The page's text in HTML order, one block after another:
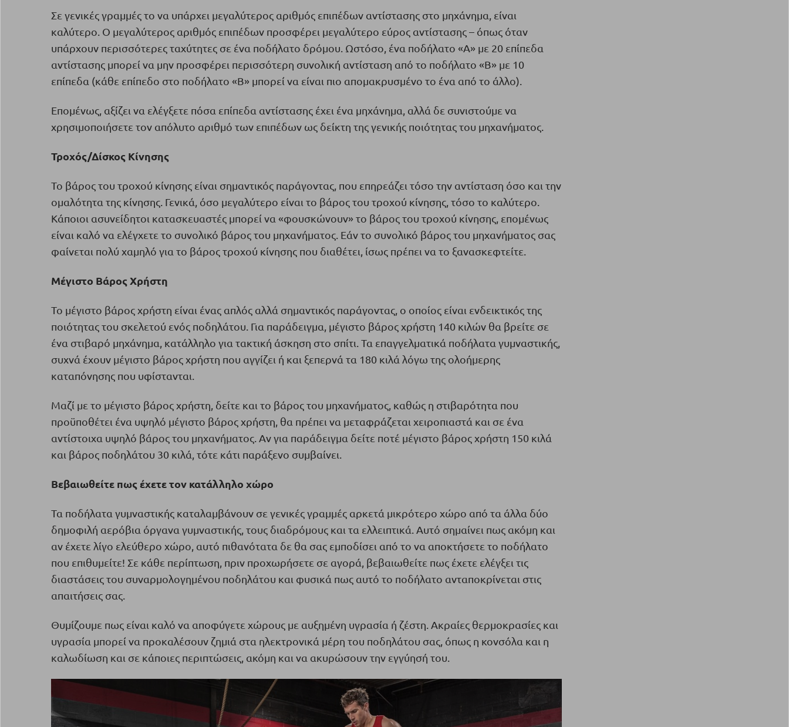
Σε γενικές γραμμές το να υπάρχει μεγαλύτερος αριθμός επιπέδων αντίστασης στο μηχάνημα, είναι
καλύτερο. Ο μεγαλύτερος αριθμός επιπέδων προσφέρει μεγαλύτερο εύρος αντίστασης – όπως όταν
υπάρχουν περισσότερες ταχύτητες σε ένα ποδήλατο δρόμου. Ωστόσο, ένα ποδήλατο «Α» με 20 επίπεδα
αντίστασης μπορεί να μην προσφέρει περισσότερη συνολική αντίσταση από το ποδήλατο «Β» με 10
επίπεδα (κάθε επίπεδο στο ποδήλατο «Β» μπορεί να είναι πιο απομακρυσμένο το ένα από το άλλο).
Επομένως, αξίζει να ελέγξετε πόσα επίπεδα αντίστασης έχει ένα μηχάνημα, αλλά δε συνιστούμε να
χρησιμοποιήσετε τον απόλυτο αριθμό των επιπέδων ως δείκτη της γενικής ποιότητας του μηχανήματος.
Τροχός/Δίσκος Κίνησης
Το βάρος του τροχού κίνησης είναι σημαντικός παράγοντας, που επηρεάζει τόσο την αντίσταση όσο και την
ομαλότητα της κίνησης. Γενικά, όσο μεγαλύτερο είναι το βάρος του τροχού κίνησης, τόσο το καλύτερο.
Κάποιοι ασυνείδητοι κατασκευαστές μπορεί να «φουσκώνουν» το βάρος του τροχού κίνησης, επομένως
είναι καλό να ελέγχετε το συνολικό βάρος του μηχανήματος. Εάν το συνολικό βάρος του μηχανήματος σας
φαίνεται πολύ χαμηλό για το βάρος τροχού κίνησης που διαθέτει, ίσως πρέπει να το ξανασκεφτείτε.
Μέγιστο Βάρος Χρήστη
Το μέγιστο βάρος χρήστη είναι ένας απλός αλλά σημαντικός παράγοντας, ο οποίος είναι ενδεικτικός της
ποιότητας του σκελετού ενός ποδηλάτου. Για παράδειγμα, μέγιστο βάρος χρήστη 140 κιλών θα βρείτε σε
ένα στιβαρό μηχάνημα, κατάλληλο για τακτική άσκηση στο σπίτι. Τα επαγγελματικά ποδήλατα γυμναστικής,
συχνά έχουν μέγιστο βάρος χρήστη που αγγίζει ή και ξεπερνά τα 180 κιλά λόγω της ολοήμερης
καταπόνησης που υφίστανται.
Μαζί με το μέγιστο βάρος χρήστη, δείτε και το βάρος του μηχανήματος, καθώς η στιβαρότητα που
προϋποθέτει ένα υψηλό μέγιστο βάρος χρήστη, θα πρέπει να μεταφράζεται χειροπιαστά και σε ένα
αντίστοιχα υψηλό βάρος του μηχανήματος. Αν για παράδειγμα δείτε ποτέ μέγιστο βάρος χρήστη 150 κιλά
και βάρος ποδηλάτου 30 κιλά, τότε κάτι παράξενο συμβαίνει.
Βεβαιωθείτε πως έχετε τον κατάλληλο χώρο
Τα ποδήλατα γυμναστικής καταλαμβάνουν σε γενικές γραμμές αρκετά μικρότερο χώρο από τα άλλα δύο
δημοφιλή αερόβια όργανα γυμναστικής, τους διαδρόμους και τα ελλειπτικά. Αυτό σημαίνει πως ακόμη και
αν έχετε λίγο ελεύθερο χώρο, αυτό πιθανότατα δε θα σας εμποδίσει από το να αποκτήσετε το ποδήλατο
που επιθυμείτε! Σε κάθε περίπτωση, πριν προχωρήσετε σε αγορά, βεβαιωθείτε πως έχετε ελέγξει τις
διαστάσεις του συναρμολογημένου ποδηλάτου και φυσικά πως αυτό το ποδήλατο ανταποκρίνεται στις
απαιτήσεις σας.
Θυμίζουμε πως είναι καλό να αποφύγετε χώρους με αυξημένη υγρασία ή ζέστη. Ακραίες θερμοκρασίες και
υγρασία μπορεί να προκαλέσουν ζημιά στα ηλεκτρονικά μέρη του ποδηλάτου σας, όπως η κονσόλα και η
καλωδίωση και σε κάποιες περιπτώσεις, ακόμη και να ακυρώσουν την εγγύησή του.